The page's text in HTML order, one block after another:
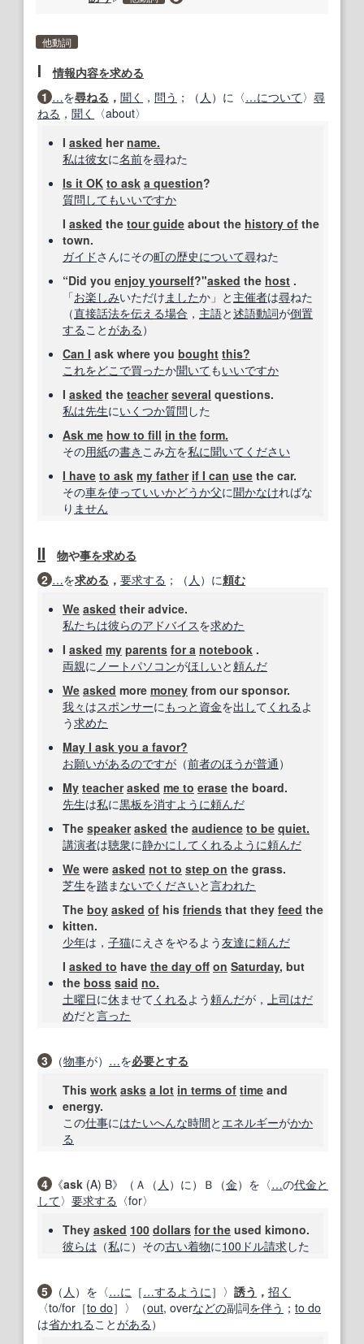
他動詞
Ⅰ 情報内容を求める
1 …を尋ねる ， 聞く ， 問う ；（ 人 ）に〈…について〉 尋
ねる ， 聞く
〈about〉
I asked her name.
私は彼女に名前を尋ねた
Is it OK to ask a question?
質問してもいいですか
I asked the tour guide about the history of the
town.
ガイドさんにその町の歴史について尋ねた
“Did you enjoy yourself?"asked the host .
「お楽しみいただけましたか」と 主催者は尋ねた
（直接話法を伝える場合 ， 主語と述語動詞が倒置
することがある ）
Can I ask where you bought this?
これをどこで買ったか聞いてもいいですか
I asked the teacher several questions.
私は先生にいくつか質問 した
Ask me how to fill in the form.
その用紙の書き こみ方を私に聞いて ください
I have to ask my father if I can use the car.
その車を使っていいかどうか父に聞かなければな
り ません
Ⅱ 物や事を求める
2 …を求める ， 要求する ；（ 人 ）に頼む
We asked their advice.
私たちは彼らのアドバイスを求めた
I asked my parents for a notebook .
両親に ノートパソコンがほしいと頼んだ
We asked more money from our sponsor.
我々 はスポンサーにもっと 資金を出して くれるよ
う求めた
May I ask you a favor?
お願いがあるのですが （前者のほうが普通 ）
My teacher asked me to erase the board.
先生は私に黒板を消すように頼んだ
The speaker asked the audience to be quiet.
講演者は聴衆に静かにして くれるように頼んだ
We were asked not to step on the grass.
芝生を踏ま ないでくださいと言われた
The boy asked of his friends that they feed the
kitten.
少年は， 子猫にえさをやるよう友達に頼んだ
I asked to have the day off on Saturday, but
the boss said no.
土曜日に休ませて くれるよう頼んだが， 上司はだ
めだと言った
3 （物事が） …を必要とする
This work asks a lot in terms of time and
energy.
この仕事にはたいへんな時間と エネルギーがかか
る
4 《ask (A) B》（Ａ（ 人 ）に）Ｂ（金）を〈…の代金と
して〉 要求する 〈for〉
They asked 100 dollars for the used kimono.
彼らは （私に）その古い着物に100 ドル請求した
5 （ 人 ）を〈…に ［…するように］〉 誘う ， 招く
〈to/for［to do］〉（out, overなどの副詞を伴う ； to do
は省かれることがある ）